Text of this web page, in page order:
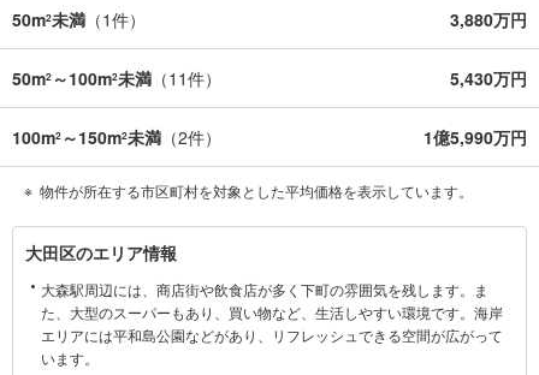
■お客様駐車場をご用意しております
詳しくはスタッフよりお伝えさせて頂きます
弊社が会員様のみにご提供する先行公開物件も多数ご提案いたします。ホ
ームページにて会員登録ください
資料請求は【下部のオレンジ色資料請求ボタン】よりお問い合わせくださ
い
50m2未満 （1件） 3,880万円
50m2 ～100m2未満 （11件） 5,430万円
100m2 ～150m2未満 （2件） 1億5,990万円
物件が所在する市区町村を対象とした平均価格を表示しています。
大
田
区
に
大田区のエリア情報
大森駅周辺には、商店街や飲食店が多く下町の雰囲気を残します。ま
た、大型のスーパーもあり、買い物など、生活しやすい環境です。海岸
エリアには平和島公園などがあり、リフレッシュできる空間が広がって
います。